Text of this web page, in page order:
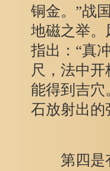
铜金。”战
地磁之举。
指出：“真
尺，法中
能得到吉穴
石放射出的
第四是有